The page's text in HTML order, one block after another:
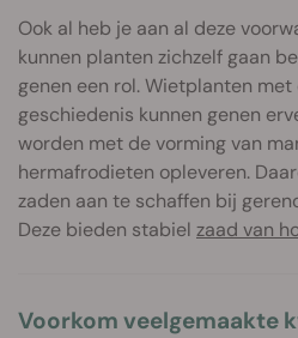
Ook al heb je aan al deze
kunnen planten zichzelf gaan
genen een rol. Wietplanten
geschiedenis kunnen genen
worden met de vorming van
hermafrodieten opleveren.
zaden aan te schaffen bij
Deze bieden stabiel zaad van
Voorkom veelgemaakte